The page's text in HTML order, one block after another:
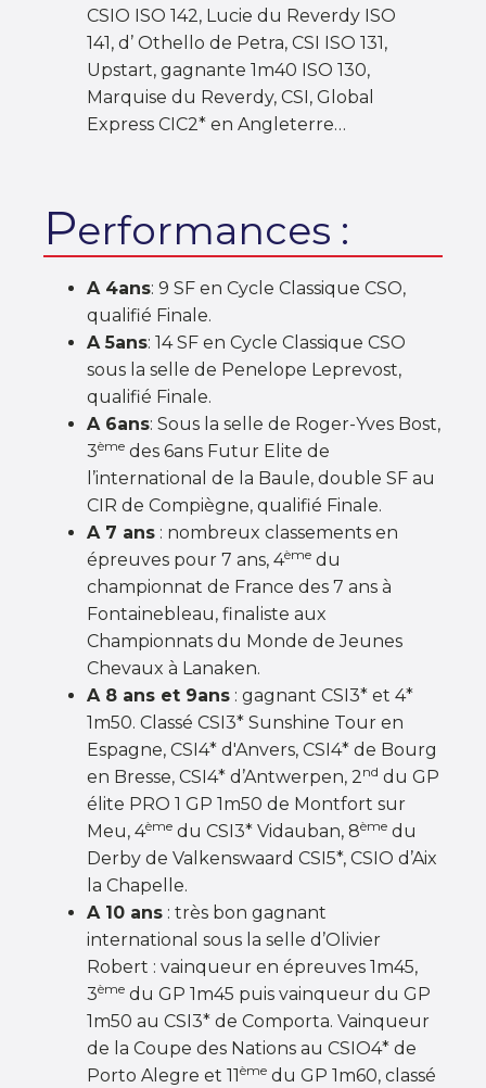
CSIO ISO 142, Lucie du Reverdy ISO
141, d’ Othello de Petra, CSI ISO 131,
Upstart, gagnante 1m40 ISO 130,
Marquise du Reverdy, CSI, Global
Express CIC2* en Angleterre…
Performances :
A 4ans: 9 SF en Cycle Classique CSO,
qualifié Finale.
A 5ans: 14 SF en Cycle Classique CSO
sous la selle de Penelope Leprevost,
qualifié Finale.
A 6ans: Sous la selle de Roger-Yves Bost,
3ème des 6ans Futur Elite de
l’international de la Baule, double SF au
CIR de Compiègne, qualifié Finale.
A 7 ans : nombreux classements en
épreuves pour 7 ans, 4ème du
championnat de France des 7 ans à
Fontainebleau, finaliste aux
Championnats du Monde de Jeunes
Chevaux à Lanaken.
A 8 ans et 9ans : gagnant CSI3* et 4*
1m50. Classé CSI3* Sunshine Tour en
Espagne, CSI4* d'Anvers, CSI4* de Bourg
en Bresse, CSI4* d’Antwerpen, 2nd du GP
élite PRO 1 GP 1m50 de Montfort sur
Meu, 4ème du CSI3* Vidauban, 8ème du
Derby de Valkenswaard CSI5*, CSIO d’Aix
la Chapelle.
A 10 ans : très bon gagnant
international sous la selle d’Olivier
Robert : vainqueur en épreuves 1m45,
3ème du GP 1m45 puis vainqueur du GP
1m50 au CSI3* de Comporta. Vainqueur
de la Coupe des Nations au CSIO4* de
Porto Alegre et 11ème du GP 1m60, classé